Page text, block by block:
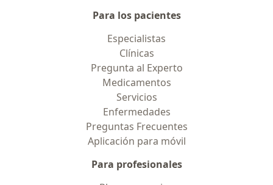
Para los pacientes
Especialistas
Clínicas
Pregunta al Experto
Medicamentos
Servicios
Enfermedades
Preguntas Frecuentes
Aplicación para móvil
Para profesionales